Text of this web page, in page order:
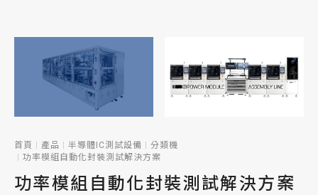
首頁 產品 半導體IC測試設備
分類機
功率模組自動化封裝測試解決方案
功率模組自動化封裝測試解決方案